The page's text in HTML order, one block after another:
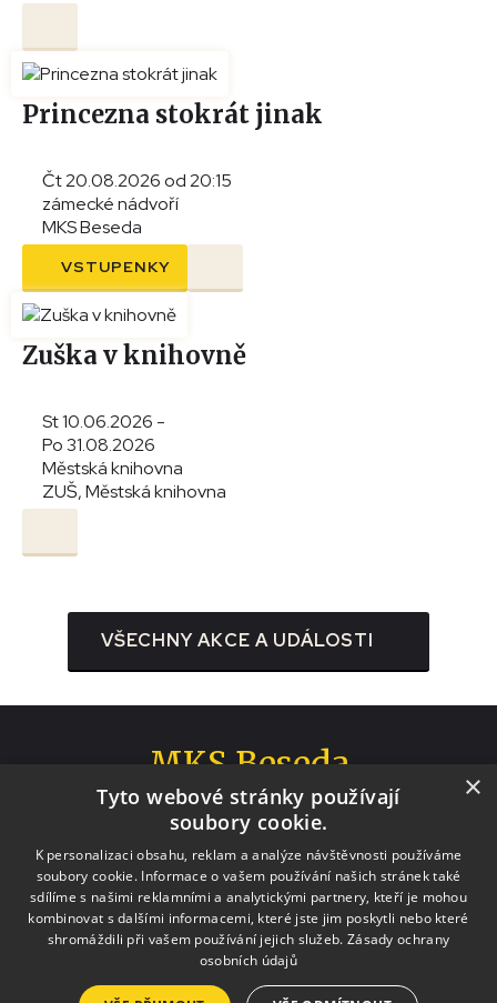
Princezna stokrát jinak
Čt 20.08.2026 od 20:15
zámecké nádvoří
MKS Beseda
VSTUPENKY
Zuška v knihovně
St 10.06.2026 -
Po 31.08.2026
Městská knihovna
ZUŠ, Městská knihovna
VŠECHNY AKCE A UDÁLOSTI
MKS Beseda
Moravské Budějovice
Staráme se o vaši zábavu v Moravských Budějovicích.
+420 568 421 322 info@besedamb.cz
×
Tyto webové stránky používají
soubory cookie.
K personalizaci obsahu, reklam a analýze návštěvnosti používáme
soubory cookie. Informace o vašem používání našich stránek také
sdílíme s našimi reklamními a analytickými partnery, kteří je mohou
kombinovat s dalšími informacemi, které jste jim poskytli nebo které
shromáždili při vašem používání jejich služeb. Zásady ochrany
osobních údajů